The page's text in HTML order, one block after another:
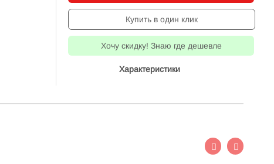
Купить в один клик
Хочу скидку! Знаю где дешевле
Характеристики